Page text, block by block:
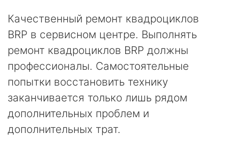
Качественный ремонт квадроциклов
BRP в сервисном центре. Выполнять
ремонт квадроциклов BRP должны
профессионалы. Самостоятельные
попытки восстановить технику
заканчивается только лишь рядом
дополнительных проблем и
дополнительных трат.